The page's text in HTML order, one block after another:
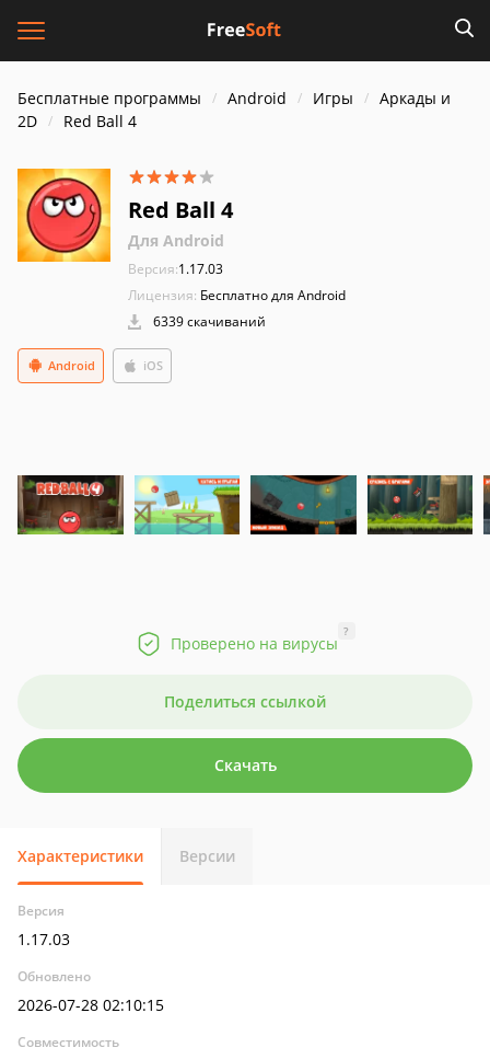
Бесплатные программы Android Игры
Аркады и
2D
Red Ball 4
Red Ball 4
Для Android
Версия:1.17.03
Лицензия: Бесплатно для Android
6339 скачиваний
Android iOS
Проверено на вирусы
?
Поделиться ссылкой
Скачать
Характеристики Версии
Версия
1.17.03
Обновлено
2026-07-28 02:10:15
Совместимость